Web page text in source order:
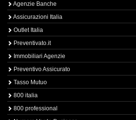
Agenzie Banche
Assicurazioni Italia
Outlet Italia
Preventivato.it
Immobiliari Agenzie
Preventivo Assicurato
Tasso Mutuo
800 italia
800 professional